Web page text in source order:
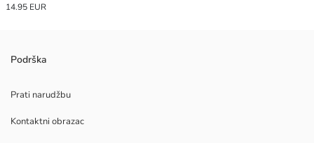
14.95 EUR
Podrška
Prati narudžbu
Kontaktni obrazac